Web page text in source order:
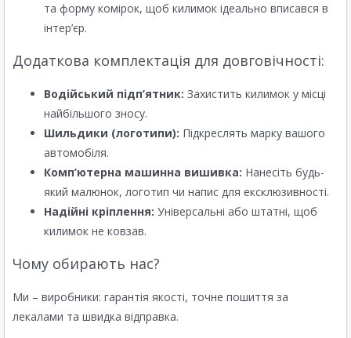
та форму комірок, щоб килимок ідеально вписався в
інтер’єр.
Додаткова комплектація для довговічності:
Водійський підп’ятник: Захистить килимок у місці
найбільшого зносу.
Шильдики (логотипи): Підкреслять марку вашого
автомобіля.
Комп’ютерна машинна вишивка: Нанесіть будь-
який малюнок, логотип чи напис для ексклюзивності.
Надійні кріплення: Універсальні або штатні, щоб
килимок не ковзав.
Чому обирають нас?
Ми – виробники: гарантія якості, точне пошиття за
лекалами та швидка відправка.